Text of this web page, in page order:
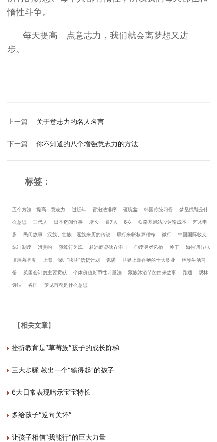
惰性斗争。
每天提高一点意志力，我们就会离梦想又进一
步。
上一篇 ： 关于意志力的名人名言
下一篇 ： 你不知道的八个增强意志力的方法
标签：
五个方法 提高 意志力 过赶年 冒泡法排序 砸碗盆 韩国传统习俗 梦见找鞋是什
么意思 三代人 日本奇闻怪事 增长 遭7人 6岁 铁路基层站段运输成本 艺术电
影 民间故事：汉族、壮族、瑶族来历的传说 联行来帐核算稽核 微行 中国国际收支
统计制度 洪昊昀 预算行为观 粮油商品储存审计 印度另类风俗 关于 如何调节电
脑屏幕亮度 上海、深圳“块块”信贷计划 饱满 世界上最香艳的十大职业 瑶族生活习
俗 英国会计的主要贡献 个体价值货币性计量法 藏族沐浴节的由来故事 路通 观林
诗话 各国 梦见苜蓿是什么意思
【相关文章】
挫折教育是“草莓族”孩子的成长阶梯
三大步骤 教出一个“输得起”的孩子
6大日常表现暗示宝宝特长
多给孩子“逆向关怀”
让孩子相信“我能行”的巨大力量